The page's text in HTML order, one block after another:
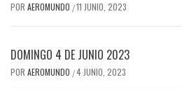
POR AEROMUNDO /11 JUNIO, 2023
DOMINGO 4 DE JUNIO 2023
POR AEROMUNDO /4 JUNIO, 2023